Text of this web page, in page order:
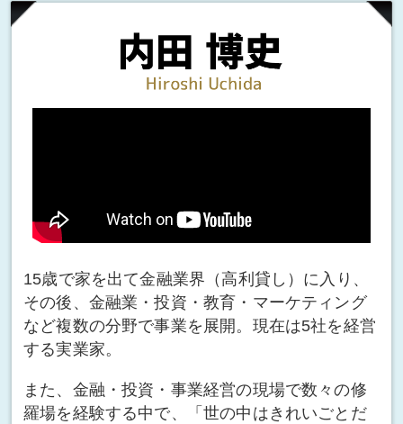
15歳で家を出て金融業界（高利貸し）に入り、
その後、金融業・投資・教育・マーケティング
など複数の分野で事業を展開。現在は5社を経営
する実業家。
また、金融・投資・事業経営の現場で数々の修
羅場を経験する中で、「世の中はきれいごとだ